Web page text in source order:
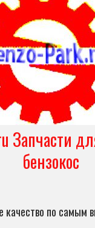
Запчасти
бензокос
качество по самым